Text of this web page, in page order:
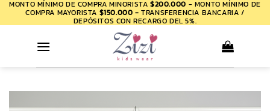
Saltar
al
MONTO MÍNIMO DE COMPRA MINORISTA$200.000 - MONTO MÍNIMO DE
COMPRA MAYORISTA $150.000 - TRANSFERENCIA BANCARIA /
DEPÓSITOS CON RECARGO DEL 5%.